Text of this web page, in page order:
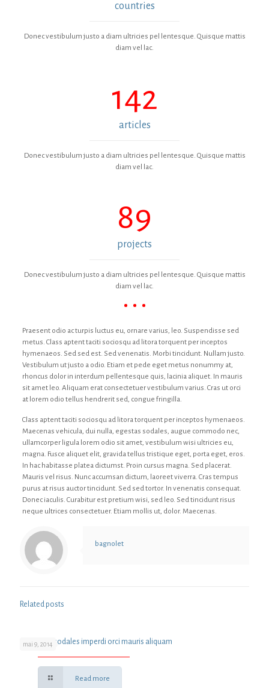
countries
Donec vestibulum justo a diam ultricies pel lentesque. Quisque mattis
diam vel lac.
142
articles
Donec vestibulum justo a diam ultricies pel lentesque. Quisque mattis
diam vel lac.
89
projects
Donec vestibulum justo a diam ultricies pel lentesque. Quisque mattis
diam vel lac.
Praesent odio ac turpis luctus eu, ornare varius, leo. Suspendisse sed
metus. Class aptent taciti sociosqu ad litora torquent per inceptos
hymenaeos. Sed sed est. Sed venenatis. Morbi tincidunt. Nullam justo.
Vestibulum ut justo a odio. Etiam et pede eget metus nonummy at,
rhoncus dolor in interdum pellentesque quis, lacinia aliquet. In mauris
sit amet leo. Aliquam erat consectetuer vestibulum varius. Cras ut orci
at lorem odio tellus hendrerit sed, congue fringilla.
Class aptent taciti sociosqu ad litora torquent per inceptos hymenaeos.
Maecenas vehicula, dui nulla, egestas sodales, augue commodo nec,
ullamcorper ligula lorem odio sit amet, vestibulum wisi ultricies eu,
magna. Fusce aliquet elit, gravida tellus tristique eget, porta eget, eros.
In hac habitasse platea dictumst. Proin cursus magna. Sed placerat.
Mauris vel risus. Nunc accumsan dictum, laoreet viverra. Cras tempus
purus at risus auctor tincidunt. Sed sed tortor. In venenatis consequat.
Donec iaculis. Curabitur est pretium wisi, sed leo. Sed tincidunt risus
neque ultrices consectetuer. Etiam mollis ut, dolor. Maecenas.
bagnolet
Related posts
mai 9, 2014
Sed purus sodales imperdi orci mauris aliquam
Read more